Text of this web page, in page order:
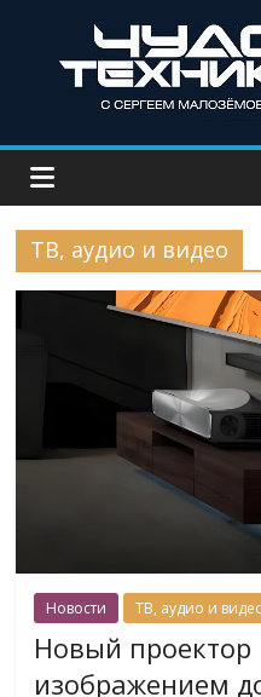
ТВ, аудио и видео
Новости ТВ, аудио и
Новый проектор
изображением